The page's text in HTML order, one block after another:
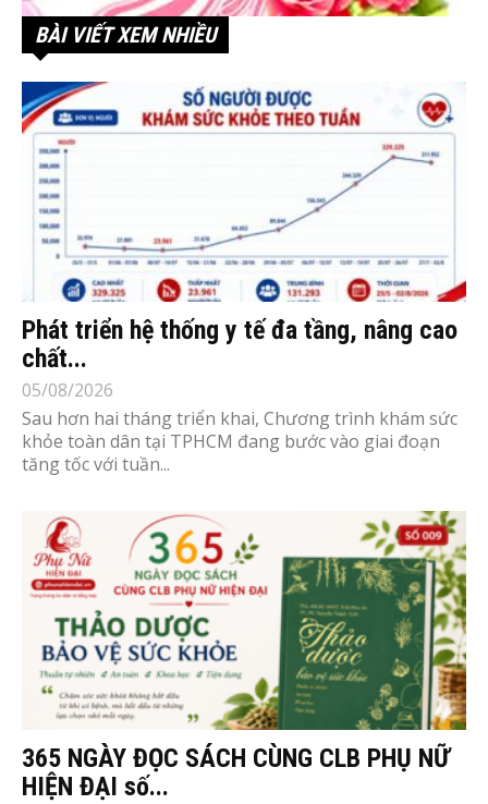
BÀI VIẾT XEM NHIỀU
Phát triển hệ thống y tế đa tầng, nâng cao
chất...
05/08/2026
Sau hơn hai tháng triển khai, Chương trình khám sức
khỏe toàn dân tại TPHCM đang bước vào giai đoạn
tăng tốc với tuần...
365 NGÀY ĐỌC SÁCH CÙNG CLB PHỤ NỮ
HIỆN ĐẠI số...